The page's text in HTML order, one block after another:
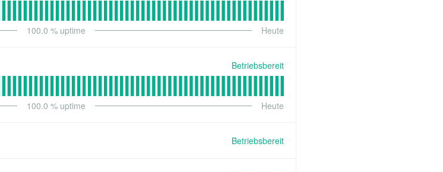
100.0 % uptime Heute
Betriebsbereit
100.0 % uptime Heute
Betriebsbereit